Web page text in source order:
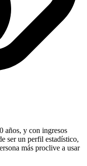
años, y con ingresos
ser un perfil estadístico,
más proclive a usar